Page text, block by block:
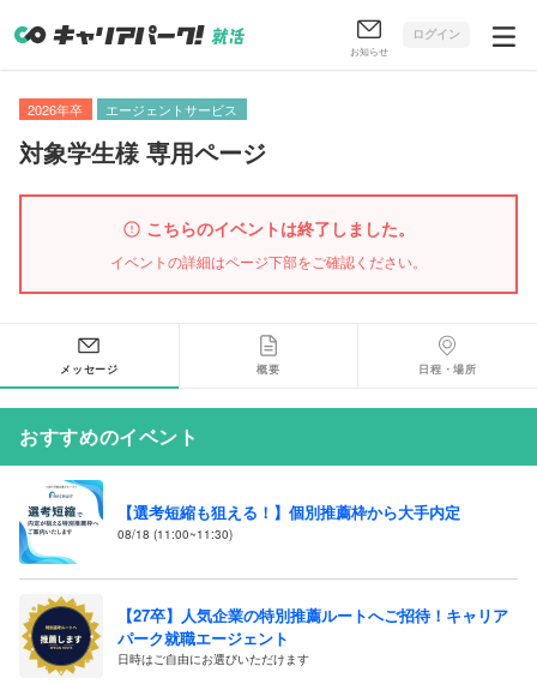
お知らせ
ログイン
2026年卒 エージェントサービス
対象学生様 専用ページ
こちらのイベントは終了しました。
イベントの詳細はページ下部をご確認ください。
メッセージ 概要 日程・場所
おすすめのイベント
【選考短縮も狙える！】個別推薦枠から大手内定
08/18 (11:00~11:30)
【27卒】人気企業の特別推薦ルートへご招待！キャリア
パーク就職エージェント
日時はご自由にお選びいただけます